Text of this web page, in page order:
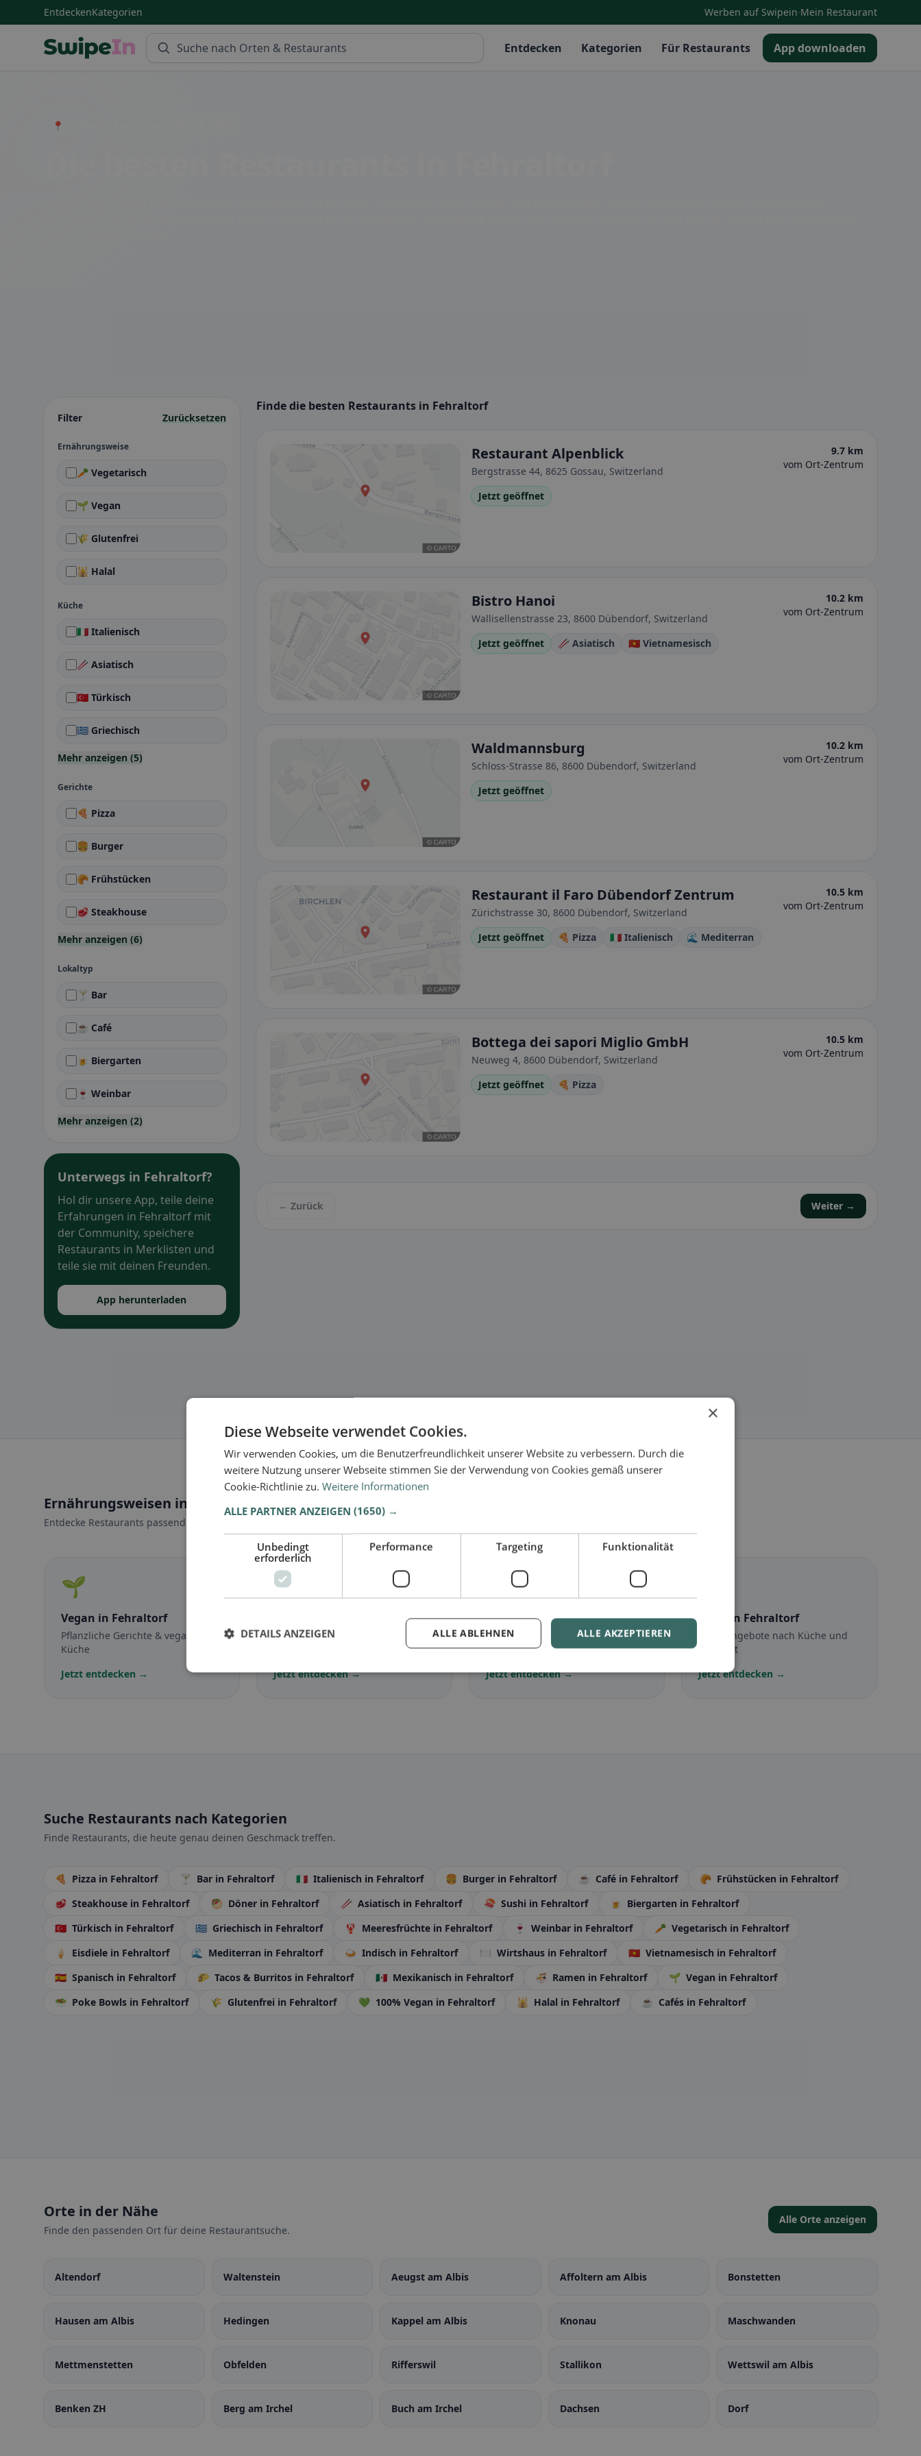
EntdeckenKategorien Werben auf Swipein·Mein Restaurant
Entdecken Kategorien Für Restaurants App downloaden
📍 Entdecke Restaurants, Bars & Cafés
Filter Zurücksetzen
Ernährungsweise
🥕 Vegetarisch
🌱 Vegan
🌾 Glutenfrei
🕌 Halal
Küche
🇮🇹 Italienisch
🥢 Asiatisch
🇹🇷 Türkisch
🇬🇷 Griechisch
Mehr anzeigen (5)
Gerichte
🍕 Pizza
🍔 Burger
🥐 Frühstücken
🥩 Steakhouse
Mehr anzeigen (6)
Lokaltyp
🍸 Bar
☕ Café
🍺 Biergarten
🍷 Weinbar
Mehr anzeigen (2)
Unterwegs in Fehraltorf?
Hol dir unsere App, teile deine
Erfahrungen in Fehraltorf mit
der Community, speichere
Restaurants in Merklisten und
teile sie mit deinen Freunden.
App herunterladen
Finde die besten Restaurants in Fehraltorf
Restaurant Alpenblick
Bergstrasse 44, 8625 Gossau, Switzerland
9.7 km
vom Ort-Zentrum
Jetzt geöffnet
Bistro Hanoi
Wallisellenstrasse 23, 8600 Dübendorf, Switzerland
10.2 km
vom Ort-Zentrum
Jetzt geöffnet 🥢 Asiatisch 🇻🇳 Vietnamesisch
Waldmannsburg
Schloss-Strasse 86, 8600 Dübendorf, Switzerland
10.2 km
vom Ort-Zentrum
Jetzt geöffnet
Restaurant il Faro Dübendorf Zentrum
Zürichstrasse 30, 8600 Dübendorf, Switzerland
10.5 km
vom Ort-Zentrum
Jetzt geöffnet 🍕 Pizza 🇮🇹 Italienisch 🌊 Mediterran
Bottega dei sapori Miglio GmbH
Neuweg 4, 8600 Dübendorf, Switzerland
10.5 km
vom Ort-Zentrum
Jetzt geöffnet 🍕 Pizza
← Zurück Weiter →
Ernährungsweisen in Fehraltorf
Entdecke Restaurants passend zu deiner Ernährungsweise.
🌱
Vegan in Fehraltorf
Pflanzliche Gerichte & vegane
Küche
Jetzt entdecken →
🥕
in Fehraltorf
Fleischlose Gerichte &
Jetzt entdecken →
Glutenfrei in Fehraltorf
Glutenfreie Optionen &
Community-Tipps
Jetzt entdecken →
in Fehraltorf
Halal-Angebote nach Küche und
Standort
Jetzt entdecken →
Suche Restaurants nach Kategorien
Finde Restaurants, die heute genau deinen Geschmack treffen.
🍕 Pizza in Fehraltorf 🍸 Bar in Fehraltorf 🇮🇹 Italienisch in Fehraltorf 🍔 Burger in Fehraltorf ☕ Café in Fehraltorf 🥐 Frühstücken in Fehraltorf
🥩 Steakhouse in Fehraltorf 🥙 Döner in Fehraltorf 🥢 Asiatisch in Fehraltorf 🍣 Sushi in Fehraltorf 🍺 Biergarten in Fehraltorf
🇹🇷 Türkisch in Fehraltorf 🇬🇷 Griechisch in Fehraltorf 🦞 Meeresfrüchte in Fehraltorf 🍷 Weinbar in Fehraltorf 🥕 Vegetarisch in Fehraltorf
🍦
Eisdiele in Fehraltorf 🌊 Mediterran in Fehraltorf 🍛 Indisch in Fehraltorf 🍽️ Wirtshaus in Fehraltorf 🇻🇳 Vietnamesisch in Fehraltorf
🇪🇸 Spanisch in Fehraltorf 🌮 Tacos & Burritos in Fehraltorf 🇲🇽 Mexikanisch in Fehraltorf 🍜 Ramen in Fehraltorf 🌱 Vegan in Fehraltorf
🥗 Poke Bowls in Fehraltorf 🌾 Glutenfrei in Fehraltorf 💚 100% Vegan in Fehraltorf 🕌 Halal in Fehraltorf ☕ Cafés in Fehraltorf
Orte in der Nähe
Finde den passenden Ort für deine Restaurantsuche.
Alle Orte anzeigen
Altendorf Waltenstein Aeugst am Albis Affoltern am Albis Bonstetten
Hausen am Albis Hedingen Kappel am Albis Knonau Maschwanden
Mettmenstetten Obfelden Rifferswil Stallikon Wettswil am Albis
Benken ZH Berg am Irchel Buch am Irchel Dachsen Dorf
×
Diese Webseite verwendet Cookies.
Wir verwenden Cookies, um die Benutzerfreundlichkeit unserer Website zu verbessern. Durch die
weitere Nutzung unserer Webseite stimmen Sie der Verwendung von Cookies gemäß unserer
Cookie-Richtlinie zu. Weitere Informationen
ALLE PARTNER ANZEIGEN (1650) →
Unbedingt
erforderlich
Performance Targeting Funktionalität
ALLE AKZEPTIEREN
ALLE ABLEHNEN
DETAILS ANZEIGEN